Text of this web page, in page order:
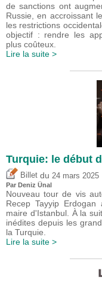
de sanctions ont
Russie, en accroissant
les restrictions
objectif : rendre les
plus coûteux.
Lire la suite >
Turquie: le début
Billet du 24 mars 2025
Par Deniz Ünal
Nouveau tour de vis
Recep Tayyip
maire d'Istanbul. À la
inédites depuis les
la Turquie.
Lire la suite >